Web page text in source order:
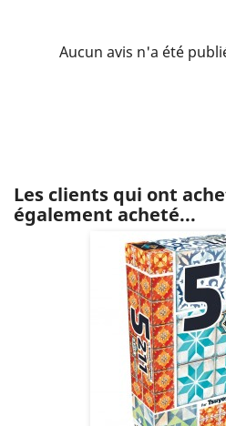
Aucun avis n'a été
Les clients qui ont
également acheté...